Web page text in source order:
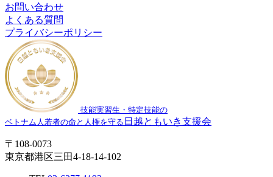
お問い合わせ
よくある質問
プライバシーポリシー
技能実習生・特定技能の
ベトナム人若者の命と人権を守る 日越ともいき支援会
〒108-0073
東京都港区三田4-18-14-102